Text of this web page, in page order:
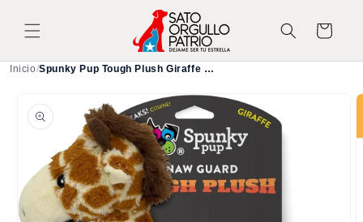
al contenido
Carrito
Inicio/ Spunky Pup Tough Plush Giraffe Dog Toy for Aggressive Chewers
a la
información
del producto